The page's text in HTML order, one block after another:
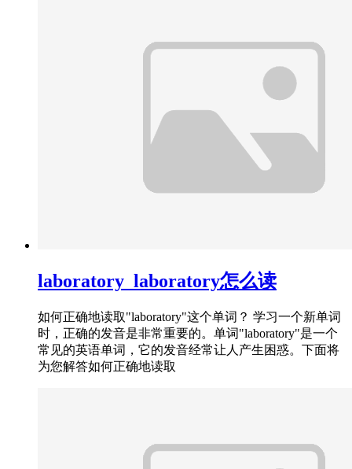
laboratory_laboratory怎么读
如何正确地读取"laboratory"这个单词？ 学习一个新单词
时，正确的发音是非常重要的。单词"laboratory"是一个
常见的英语单词，它的发音经常让人产生困惑。下面将
为您解答如何正确地读取